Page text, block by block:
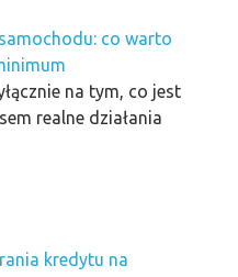
co warto
na tym, co jest
realne działania
kredytu na